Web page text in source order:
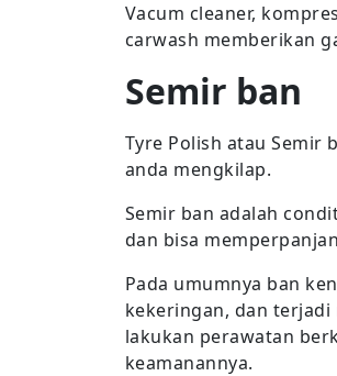
Vacum cleaner,
carwash memberikan
Semir ban
Tyre Polish atau
anda mengkilap.
Semir ban adalah
dan bisa
Pada umumnya ban
kekeringan, dan terjadi
lakukan perawatan
keamanannya.